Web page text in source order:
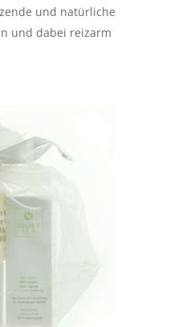
und natürliche
und dabei reizarm